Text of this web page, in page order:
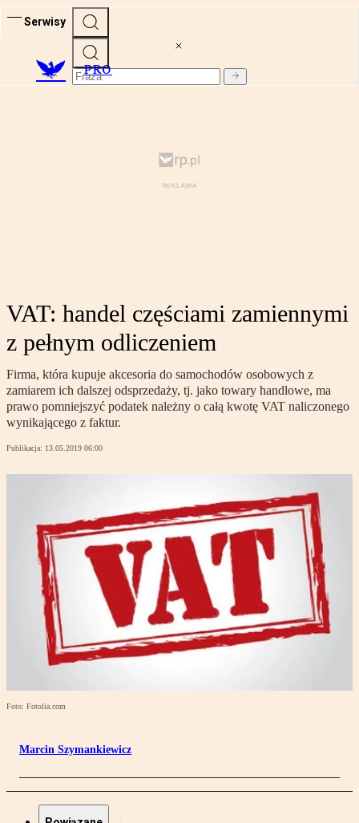
Serwisy
PRO
VAT: handel częściami zamiennymi
z pełnym odliczeniem
Firma, która kupuje akcesoria do samochodów osobowych z
zamiarem ich dalszej odsprzedaży, tj. jako towary handlowe, ma
prawo pomniejszyć podatek należny o całą kwotę VAT naliczonego
wynikającego z faktur.
Publikacja: 13.05.2019 06:00
Foto: Fotolia.com
Marcin Szymankiewicz